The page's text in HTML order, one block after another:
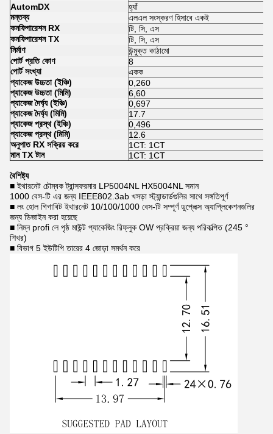
AutomDX
হ্যাঁ
মন্তব্য
এলএল সংস্করণ হিসাবে একই
কনফিগারেশন RX
টি, সি, এস
কনফিগারেশন TX
টি, সি, এস
নির্মাণ
উন্মুক্ত কাঠামো
পোর্ট প্রতি কোণ
8
পোর্ট সংখ্যা
একক
প্যাকেজ উচ্চতা (ইঞ্চি)
0,260
প্যাকেজ উচ্চতা (মিমি)
6,60
প্যাকেজ দৈর্ঘ্য (ইঞ্চি)
0,697
প্যাকেজ দৈর্ঘ্য (মিমি)
17.7
প্যাকেজ প্রস্থ (ইঞ্চি)
0,496
প্যাকেজ প্রস্থ (মিমি)
12.6
অনুপাত RX সক্রিয় করে
1CT: 1CT
মান TX টান
1CT: 1CT
বৈশিষ্ট্য
■ ইথারনেট চৌম্বক ট্রান্সফরমার LP5004NL HX5004NL সমান
1000 বেস-টি এর জন্য IEEE802.3ab খসড়া স্ট্যান্ডার্ডগুলির সাথে সঙ্গতিপূর্ণ
■ লং হোল গিগাবিট ইথারনেট 10/100/1000 বেস-টি সম্পূর্ণ ডুপ্লেক্স অ্যাপ্লিকেশনগুলির
জন্য ডিজাইন করা হয়েছে
■ নিম্ন profi লে পৃষ্ঠ মাউন্ট প্যাকেজিং রিফ্লুক OW প্রক্রিয়া জন্য পরিকল্পিত (245 °
শিখর)
■ বিভাগ 5 ইউটিপি তারের 4 জোড়া সমর্থন করে